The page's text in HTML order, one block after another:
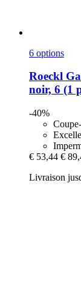
6 options
Roeckl
noir, 6 (1
-40%
€ 53,44 €
Livraison